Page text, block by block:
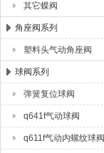
其它蝶阀
角座阀系列
塑料头气动角座阀
球阀系列
弹簧复位球阀
q641f气动球阀
q611f气动内螺纹球阀